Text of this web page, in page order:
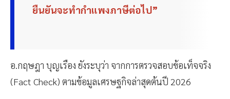
ยืนยันจะทำกำแพงภาษีต่อไป”
อ.กฤษฎา บุญเรือง ยังระบุว่า จากการตรวจสอบข้อเท็จจริง
(Fact Check) ตามข้อมูลเศรษฐกิจล่าสุดต้นปี 2026